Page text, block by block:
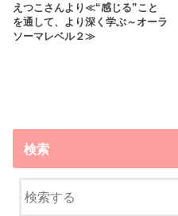
えつこさんより≪“感じる”こと
を通して、より深く学ぶ～オーラ
ソーマレベル２≫
検索